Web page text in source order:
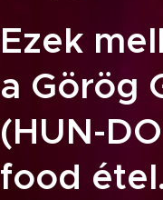
Ezek
a Görög
(HUN-
food